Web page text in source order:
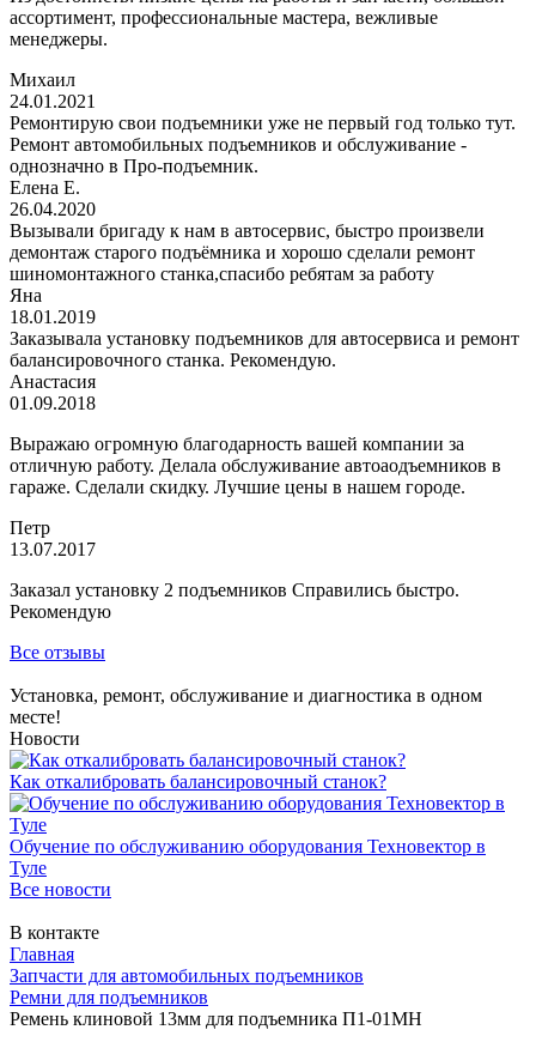
ассортимент, профессиональные мастера, вежливые
менеджеры.
Михаил
24.01.2021
Ремонтирую свои подъемники уже не первый год только тут.
Ремонт автомобильных подъемников и обслуживание -
однозначно в Про-подъемник.
Елена Е.
26.04.2020
Вызывали бригаду к нам в автосервис, быстро произвели
демонтаж старого подъёмника и хорошо сделали ремонт
шиномонтажного станка,спасибо ребятам за работу
Яна
18.01.2019
Заказывала установку подъемников для автосервиса и ремонт
балансировочного станка. Рекомендую.
Анастасия
01.09.2018
Выражаю огромную благодарность вашей компании за
отличную работу. Делала обслуживание автоаодъемников в
гараже. Сделали скидку. Лучшие цены в нашем городе.
Петр
13.07.2017
Заказал установку 2 подъемников Справились быстро.
Рекомендую
Все отзывы
Установка, ремонт, обслуживание и диагностика в одном
месте!
Новости
Как откалибровать балансировочный станок?
Обучение по обслуживанию оборудования Техновектор в
Туле
Все новости
В контакте
Главная
Запчасти для автомобильных подъемников
Ремни для подъемников
Ремень клиновой 13мм для подъемника П1-01МН